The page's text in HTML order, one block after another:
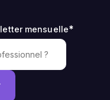
mensuelle*